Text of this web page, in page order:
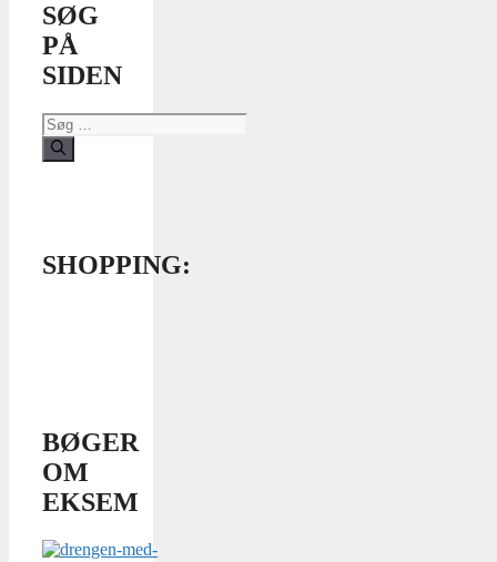
SØG
PÅ
SIDEN
Søg
efter:
SHOPPING:
BØGER
OM
EKSEM